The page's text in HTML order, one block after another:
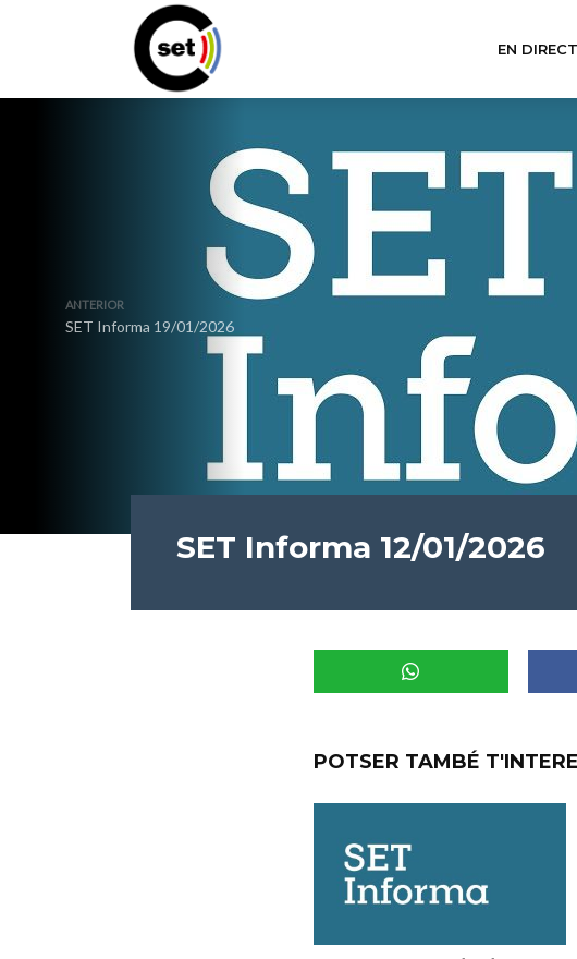
EN
ANTERIOR
SET Informa 19/01/2026
SET Informa 12/01/2026
POTSER TAMBÉ